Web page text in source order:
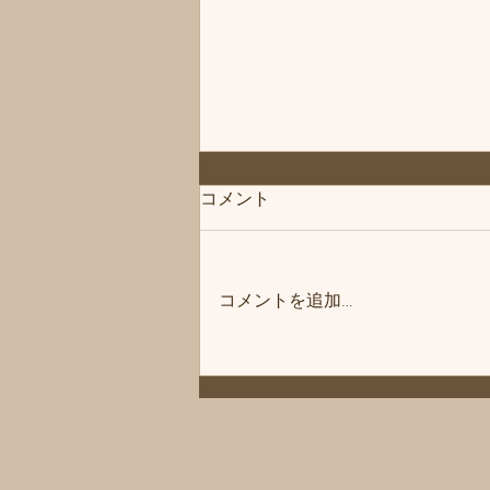
「次回は」練馬髪質改善トリ
シフィ(sihui)
ロン/練馬美容室、練馬美容院シ
コメント
コメントを追加…